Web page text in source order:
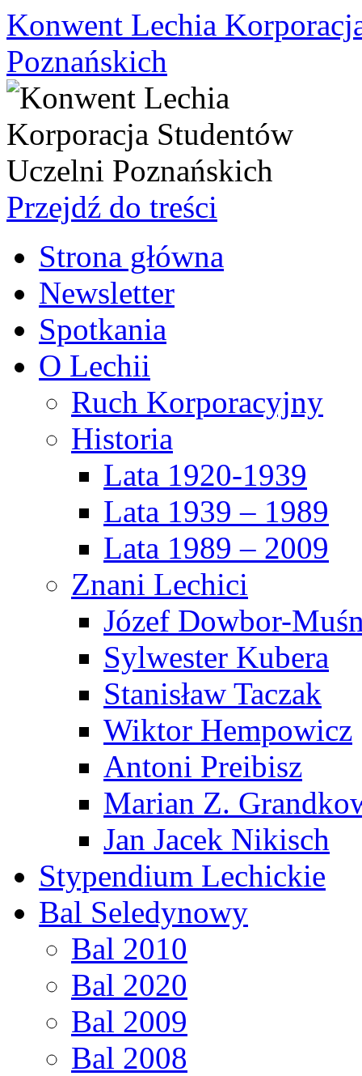
Konwent Lechia
Poznańskich
Przejdź do treści
Strona główna
Newsletter
Spotkania
O Lechii
Ruch Korporacyjny
Historia
Lata 1920-1939
Lata 1939 – 1989
Lata 1989 – 2009
Znani Lechici
Józef Dowbor-
Sylwester Kubera
Stanisław Taczak
Wiktor Hempowicz
Antoni Preibisz
Marian Z.
Jan Jacek Nikisch
Stypendium Lechickie
Bal Seledynowy
Bal 2010
Bal 2020
Bal 2009
Bal 2008